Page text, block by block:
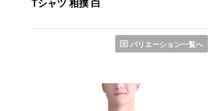
バリエーション一覧へ